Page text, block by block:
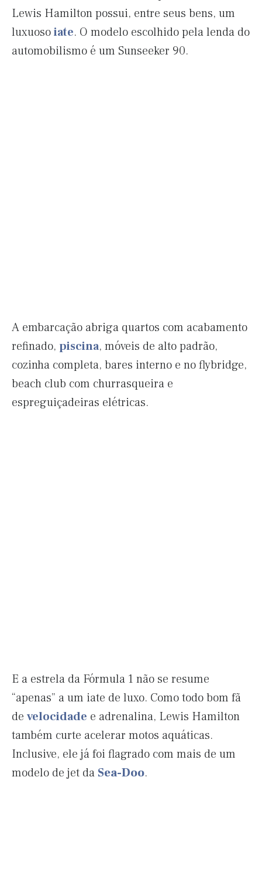
Lewis Hamilton possui, entre seus bens, um
luxuosoiate. O modelo escolhido pela lenda do
automobilismo é um Sunseeker 90.
A embarcação abriga quartos com acabamento
refinado, piscina, móveis de alto padrão,
cozinha completa, bares interno e no flybridge,
beach club com churrasqueira e
espreguiçadeiras elétricas.
E a estrela da Fórmula 1 não se resume
“apenas” a um iate de luxo. Como todo bom fã
de velocidade e adrenalina, Lewis Hamilton
também curte acelerar motos aquáticas.
Inclusive, ele já foi flagrado com mais de um
modelo de jet da Sea-Doo.